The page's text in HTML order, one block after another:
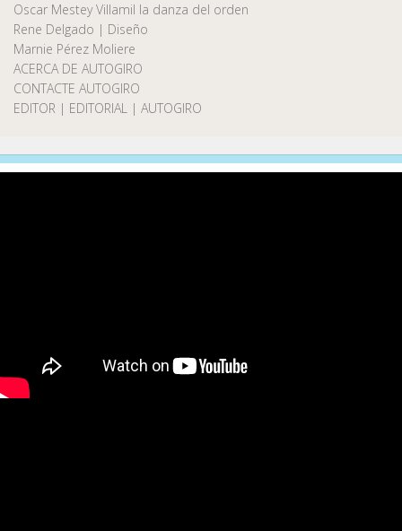
Oscar Mestey Villamil la danza del orden
Rene Delgado | Diseño
Marnie Pérez Moliere
ACERCA DE AUTOGIRO
CONTACTE AUTOGIRO
EDITOR | EDITORIAL | AUTOGIRO